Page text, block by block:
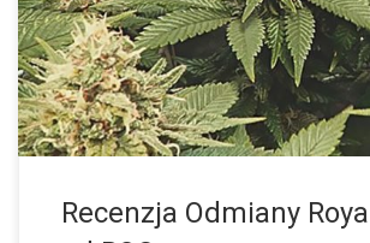
od Producenta Royal […]
Recenzja Odmiany